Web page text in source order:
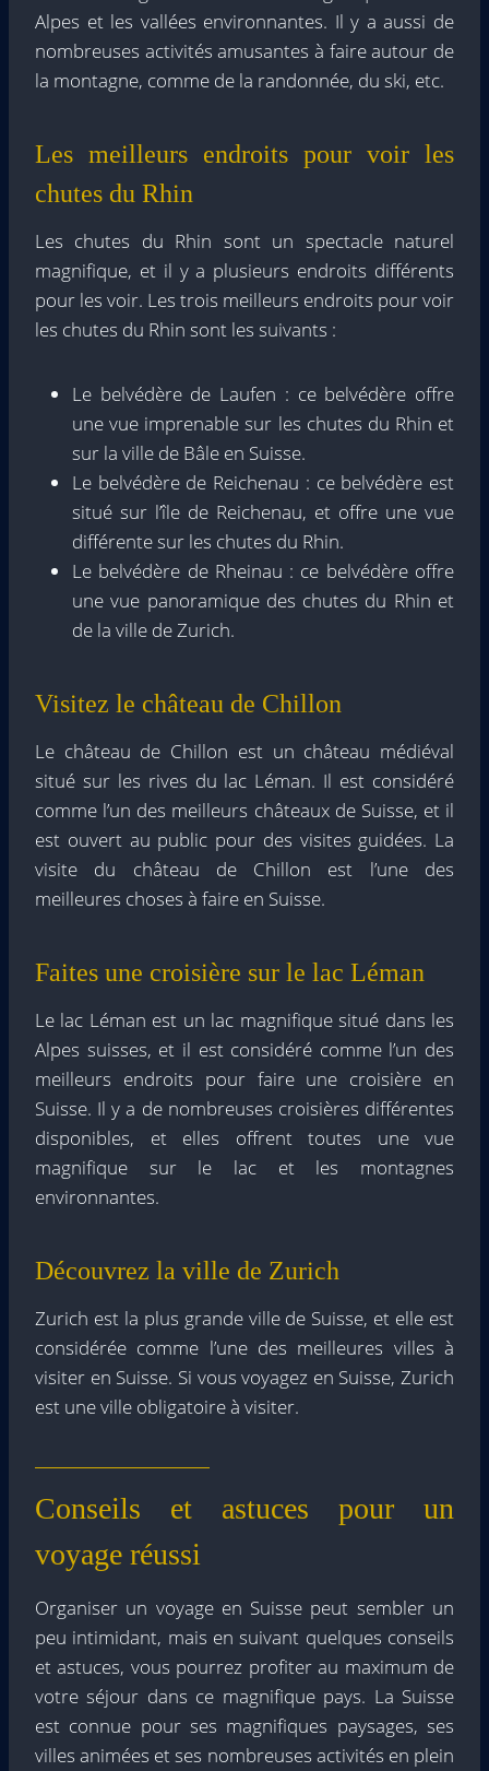
Alpes et les vallées environnantes. Il y a aussi de
nombreuses activités amusantes à faire autour de
la montagne, comme de la randonnée, du ski, etc.
Les meilleurs endroits pour voir les
chutes du Rhin
Les chutes du Rhin sont un spectacle naturel
magnifique, et il y a plusieurs endroits différents
pour les voir. Les trois meilleurs endroits pour voir
les chutes du Rhin sont les suivants :
Le belvédère de Laufen : ce belvédère offre
une vue imprenable sur les chutes du Rhin et
sur la ville de Bâle en Suisse.
Le belvédère de Reichenau : ce belvédère est
situé sur l’île de Reichenau, et offre une vue
différente sur les chutes du Rhin.
Le belvédère de Rheinau : ce belvédère offre
une vue panoramique des chutes du Rhin et
de la ville de Zurich.
Visitez le château de Chillon
Le château de Chillon est un château médiéval
situé sur les rives du lac Léman. Il est considéré
comme l’un des meilleurs châteaux de Suisse, et il
est ouvert au public pour des visites guidées. La
visite du château de Chillon est l’une des
meilleures choses à faire en Suisse.
Faites une croisière sur le lac Léman
Le lac Léman est un lac magnifique situé dans les
Alpes suisses, et il est considéré comme l’un des
meilleurs endroits pour faire une croisière en
Suisse. Il y a de nombreuses croisières différentes
disponibles, et elles offrent toutes une vue
magnifique sur le lac et les montagnes
environnantes.
Découvrez la ville de Zurich
Zurich est la plus grande ville de Suisse, et elle est
considérée comme l’une des meilleures villes à
visiter en Suisse. Si vous voyagez en Suisse, Zurich
est une ville obligatoire à visiter.
Conseils et astuces pour un
voyage réussi
Organiser un voyage en Suisse peut sembler un
peu intimidant, mais en suivant quelques conseils
et astuces, vous pourrez profiter au maximum de
votre séjour dans ce magnifique pays. La Suisse
est connue pour ses magnifiques paysages, ses
villes animées et ses nombreuses activités en plein